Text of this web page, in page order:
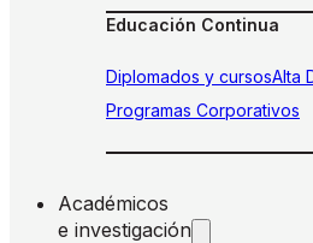
Educación Continua
Diplomados y cursosAlta
Programas Corporativos
Académicos
e investigación